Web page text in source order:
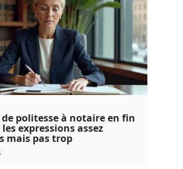
politesse à notaire en fin
expressions assez
mais pas trop